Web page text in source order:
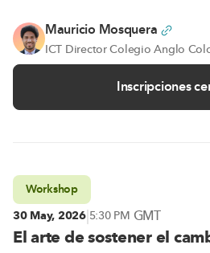
Mauricio Mosquera
ICT Director Colegio Anglo
Inscripciones
Workshop
30 May, 2026|5:30 PM GMT
El arte de sostener el